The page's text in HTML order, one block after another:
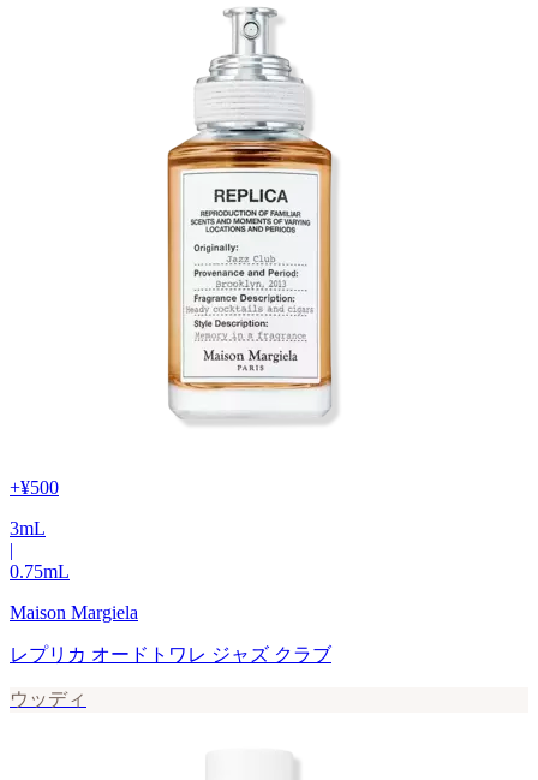
+¥500
3mL
|
0.75mL
Maison Margiela
レプリカ オードトワレ ジャズ クラブ
ウッディ